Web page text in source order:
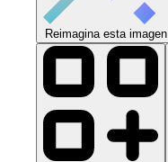
Reimagina esta imagen